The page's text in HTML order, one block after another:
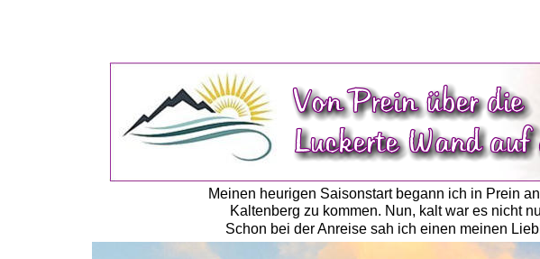
Meinen heurigen Saisonstart begann ich in Prein
Kaltenberg zu kommen. Nun, kalt war es nicht
Schon bei der Anreise sah ich einen meinen